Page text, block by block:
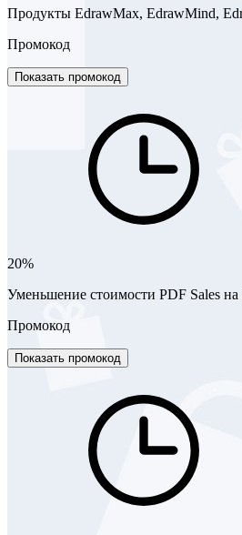
Продукты EdrawMax, EdrawMind,
Промокод
Показать промокод
20%
Уменьшение стоимости PDF Sales на
Промокод
Показать промокод